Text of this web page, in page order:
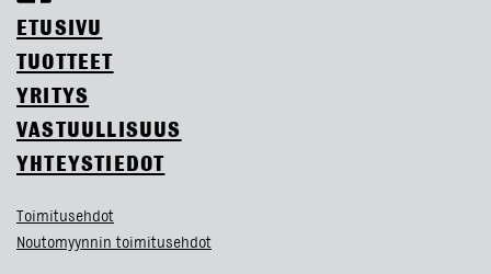
ETUSIVU
TUOTTEET
YRITYS
VASTUULLISUUS
YHTEYSTIEDOT
Toimitusehdot
Noutomyynnin toimitusehdot